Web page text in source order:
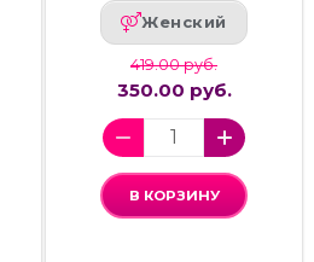
Женский
419.00 руб.
350.00 руб.
В КОРЗИНУ